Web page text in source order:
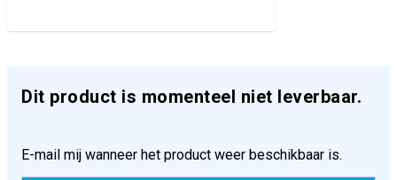
Dit product is momenteel niet leverbaar.
E-mail mij wanneer het product weer beschikbaar is.